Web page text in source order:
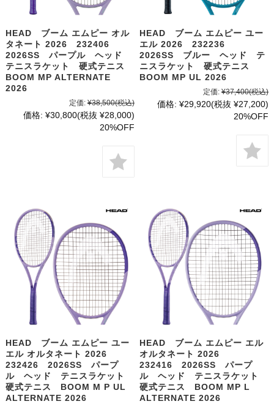
HEAD ブーム エムピー オル
タネート 2026 232406
2026SS パープル ヘッド
テニスラケット 硬式テニス
BOOM MP ALTERNATE
2026
定価: ¥38,500(税込)
価格: ¥30,800(税抜 ¥28,000)
20%OFF
HEAD ブーム エムピー ユー
エル 2026 232236
2026SS ブルー ヘッド テ
ニスラケット 硬式テニス
BOOM MP UL 2026
定価: ¥37,400(税込)
価格: ¥29,920(税抜 ¥27,200)
20%OFF
HEAD ブーム エムピー ユー
エル オルタネート 2026
232426 2026SS パープ
ル ヘッド テニスラケット
硬式テニス BOOM M P UL
ALTERNATE 2026
HEAD ブーム エムピー エル
オルタネート 2026
232416 2026SS パープ
ル ヘッド テニスラケット
硬式テニス BOOM MP L
ALTERNATE 2026